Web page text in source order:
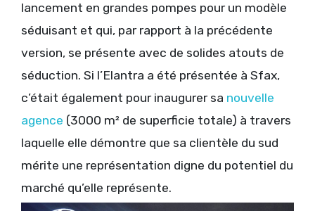
lancement en grandes pompes pour un modèle
séduisant et qui, par rapport à la précédente
version, se présente avec de solides atouts de
séduction. Si l’Elantra a été présentée à Sfax,
c’était également pour inaugurer sa nouvelle
agence (3000 m² de superficie totale) à travers
laquelle elle démontre que sa clientèle du sud
mérite une représentation digne du potentiel du
marché qu’elle représente.